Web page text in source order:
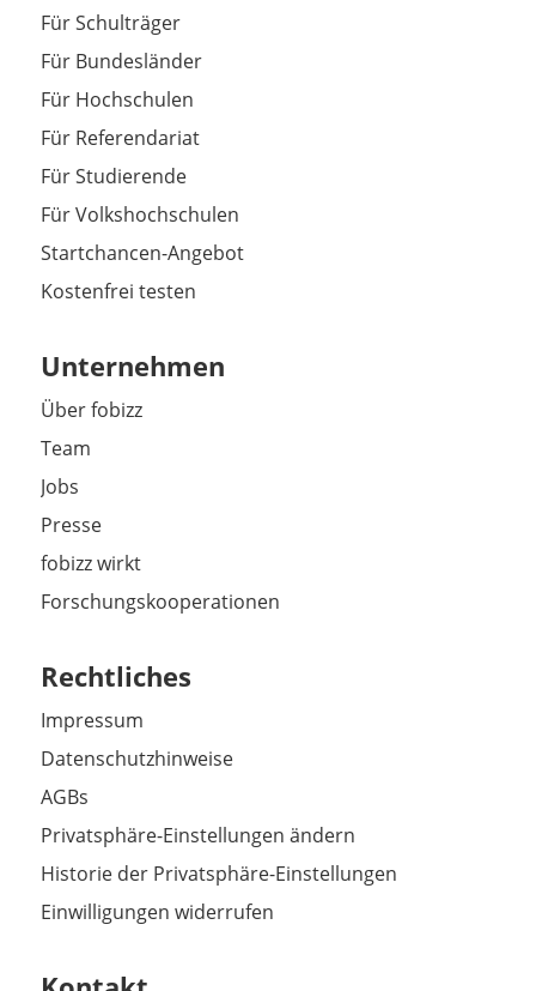
Für Schulträger
Für Bundesländer
Für Hochschulen
Für Referendariat
Für Studierende
Für Volkshochschulen
Startchancen-Angebot
Kostenfrei testen
Unternehmen
Über fobizz
Team
Jobs
Presse
fobizz wirkt
Forschungskooperationen
Rechtliches
Impressum
Datenschutzhinweise
AGBs
Privatsphäre-Einstellungen ändern
Historie der Privatsphäre-Einstellungen
Einwilligungen widerrufen